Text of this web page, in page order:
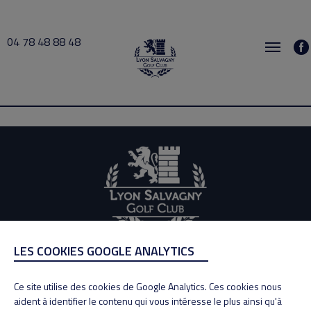
04 78 48 88 48
Rollin 2026-05-30 15:00 → 2026-05-30 16:00
ADRESSE
69890 La Tour de Salvagny
Tél : 04 78 48 88 48
LES COOKIES GOOGLE ANALYTICS
Ce site utilise des cookies de Google Analytics. Ces cookies nous
aident à identifier le contenu qui vous intéresse le plus ainsi qu'à